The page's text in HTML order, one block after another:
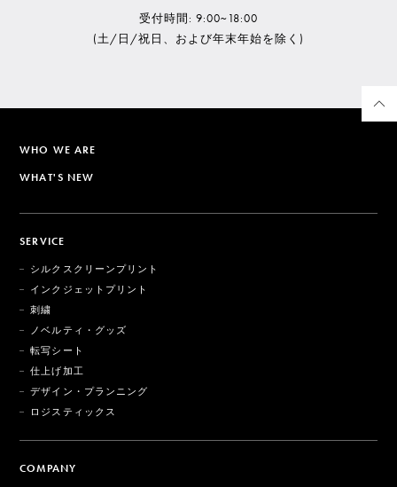
受付時間: 9:00~18:00
(土/日/祝日、および年末年始を除く)
WHO WE ARE
WHAT'S NEW
SERVICE
シルクスクリーンプリント
インクジェットプリント
刺繍
ノベルティ・グッズ
転写シート
仕上げ加工
デザイン・プランニング
ロジスティックス
COMPANY